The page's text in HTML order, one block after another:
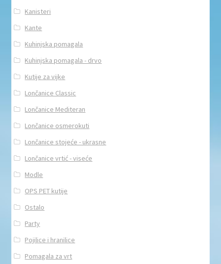
Kanisteri
Kante
Kuhinjska pomagala
Kuhinjska pomagala - drvo
Kutije za vijke
Lončanice Classic
Lončanice Mediteran
Lončanice osmerokuti
Lončanice stojeće - ukrasne
Lončanice vrtić - viseće
Modle
OPS PET kutije
Ostalo
Party
Pojilice i hranilice
Pomagala za vrt